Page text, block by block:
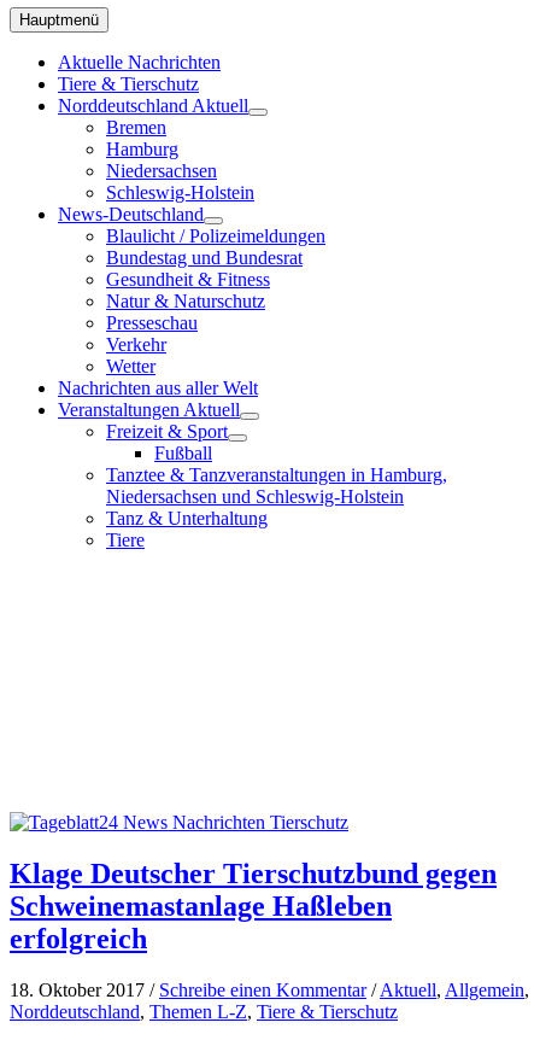
Hauptmenü
Aktuelle Nachrichten
Tiere & Tierschutz
Norddeutschland Aktuell
Bremen
Hamburg
Niedersachsen
Schleswig-Holstein
News-Deutschland
Blaulicht / Polizeimeldungen
Bundestag und Bundesrat
Gesundheit & Fitness
Natur & Naturschutz
Presseschau
Verkehr
Wetter
Nachrichten aus aller Welt
Veranstaltungen Aktuell
Freizeit & Sport
Fußball
Tanztee & Tanzveranstaltungen in Hamburg,
Niedersachsen und Schleswig-Holstein
Tanz & Unterhaltung
Tiere
Klage Deutscher Tierschutzbund gegen
Schweinemastanlage Haßleben
erfolgreich
18. Oktober 2017 / Schreibe einen Kommentar /Aktuell, Allgemein,
Norddeutschland, Themen L-Z, Tiere & Tierschutz